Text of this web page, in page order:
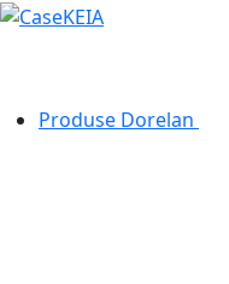
Produse Dorelan